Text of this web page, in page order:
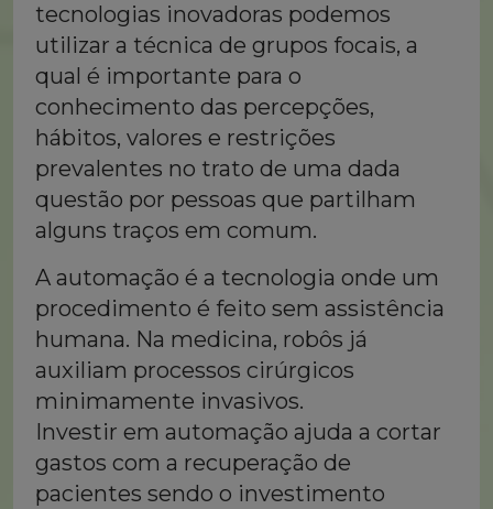
tecnologias inovadoras podemos
utilizar a técnica de grupos focais, a
qual é importante para o
conhecimento das percepções,
hábitos, valores e restrições
prevalentes no trato de uma dada
questão por pessoas que partilham
alguns traços em comum.
A automação é a tecnologia onde um
procedimento é feito sem assistência
humana. Na medicina, robôs já
auxiliam processos cirúrgicos
minimamente invasivos.
Investir em automação ajuda a cortar
gastos com a recuperação de
pacientes sendo o investimento